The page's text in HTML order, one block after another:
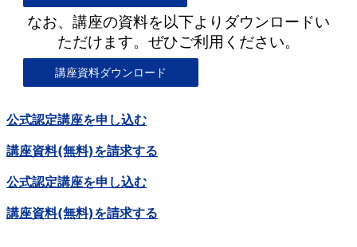
なお、講座の資料を以下よりダウンロードい
ただけます。ぜひご利用ください。
講座資料ダウンロード
公式認定講座を申し込む
講座資料(無料)を請求する
公式認定講座を申し込む
講座資料(無料)を請求する